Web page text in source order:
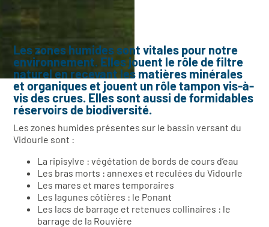
Les zones humides sont vitales pour notre
environnement. Elles jouent le rôle de filtre
naturel en recevant les matières minérales
et organiques et jouent un rôle tampon vis-à-
vis des crues. Elles sont aussi de formidables
réservoirs de biodiversité.
Les zones humides présentes sur le bassin versant du
Vidourle sont :
La ripisylve : végétation de bords de cours d’eau
Les bras morts : annexes et reculées du Vidourle
Les mares et mares temporaires
Les lagunes côtières : le Ponant
Les lacs de barrage et retenues collinaires : le
barrage de la Rouvière